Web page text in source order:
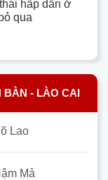
hấp dẫn ở
qua
BÀN - LÀO CAI
Lao
Mả